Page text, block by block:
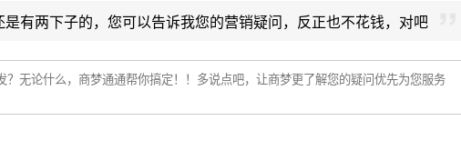
是有两下子的，您可以告诉我您的营销疑问，反正也不花钱，对吧